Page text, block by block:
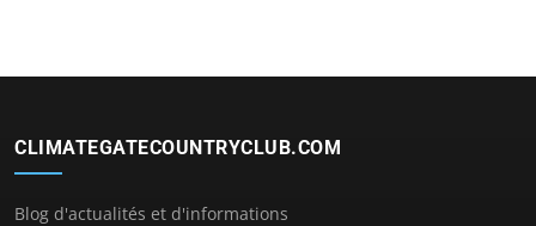
CLIMATEGATECOUNTRYCLUB.COM
Blog d'actualités et d'informations